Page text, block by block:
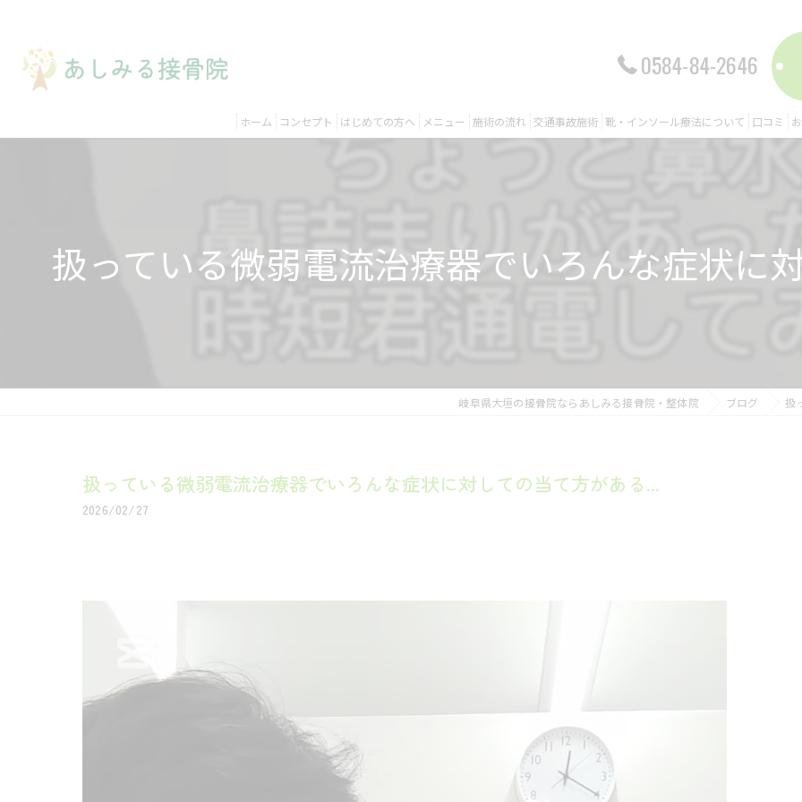
0584-84-2646
ホーム コンセプト はじめての方へ メニュー 施術の流れ 交通事故施術 靴・インソール療法について 口コミ
扱っている微弱電流治療器でいろんな症状に
岐阜県大垣の接骨院ならあしみる接骨院・整体院 ブログ 扱
扱っている微弱電流治療器でいろんな症状に対しての当て方がある...
2026/02/27